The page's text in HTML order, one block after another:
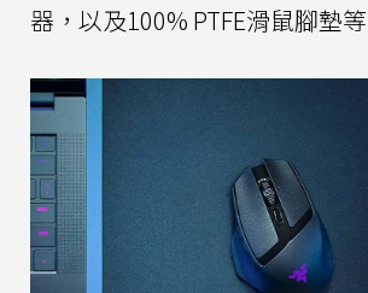
器，以及100% PTFE滑鼠腳墊等